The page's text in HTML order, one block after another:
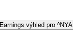
Earnings výhled pro ^NYA